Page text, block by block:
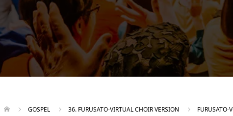
GOSPEL 36. FURUSATO-VIRTUAL CHOIR VERSION FURUSATO-